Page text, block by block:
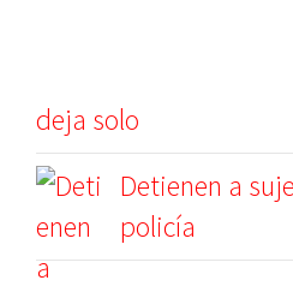
deja solo
Detienen a
policía